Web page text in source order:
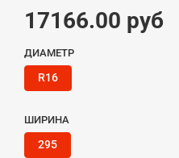
17166.00 руб
ДИАМЕТР
R16
ШИРИНА
295